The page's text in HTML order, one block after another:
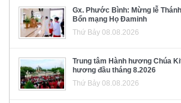
Gx. Phước Bình: Mừng lễ
Bổn mạng Họ Đaminh
Thứ Bảy 08.08.2026
Trung tâm Hành hương Chúa
hương đầu tháng 8.2026
Thứ Bảy 08.08.2026